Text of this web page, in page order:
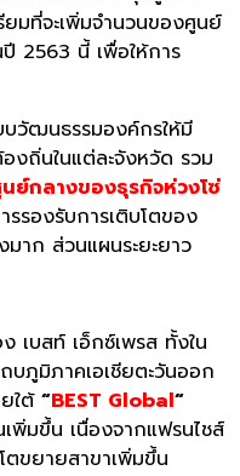
มที่จะเพิ่มจำนวนของศูนย์
2563 นี้ เพื่อให้การ
บวัฒนธรรมองค์กรให้มี
งถิ่นในแต่ละจังหวัด รวม
ย์กลางของธุรกิจห่วงโซ่
รองรับการเติบโตของ
าก ส่วนแผนระยะยาว
เบสท์ เอ็กซ์เพรส ทั้งใน
ถบภูมิภาคเอเชียตะวันออก
ใต้ “BEST Global“
พิ่มขึ้น เนื่องจากแฟรนไชส์
ตขยายสาขาเพิ่มขึ้น